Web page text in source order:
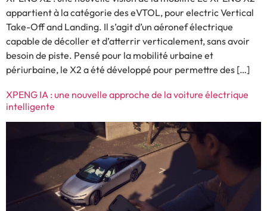
appartient à la catégorie des eVTOL, pour electric Vertical
Take-Off and Landing. Il s’agit d’un aéronef électrique
capable de décoller et d’atterrir verticalement, sans avoir
besoin de piste. Pensé pour la mobilité urbaine et
périurbaine, le X2 a été développé pour permettre des […]
XPENG IA : une nouvelle approche de la voiture électrique
intelligente